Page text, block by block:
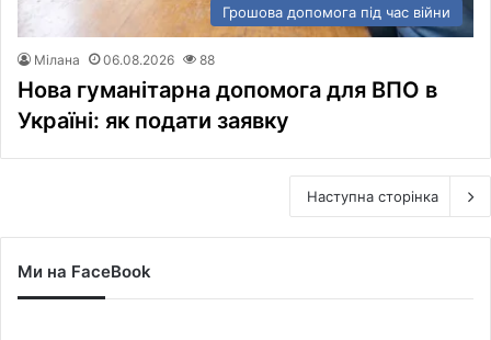
Грошова допомога під час війни
Мілана 06.08.2026 88
Нова гуманітарна допомога для ВПО в
Україні: як подати заявку
Наступна сторінка
Ми на FaceBook